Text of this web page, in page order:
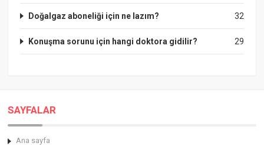
32
Doğalgaz aboneliği için ne lazım?
29
Konuşma sorunu için hangi doktora gidilir?
SAYFALAR
Ana sayfa